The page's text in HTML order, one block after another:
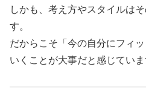
しかも、考え方やスタイルは
す。
だからこそ「今の自分にフィ
いくことが大事だと感じていま